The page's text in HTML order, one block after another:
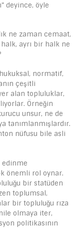
deyince, öyle
ne zaman cemaat,
ayrı bir halk ne
normatif,
çeşitli
alan topluluklar,
Örneğin
unsur, ne de
tanımlanmışlardır.
nüfusu bile asli
edinme
önemli rol oynar.
bir statüden
toplumsal,
bir topluluğu rıza
olmaya iter,
politikasının